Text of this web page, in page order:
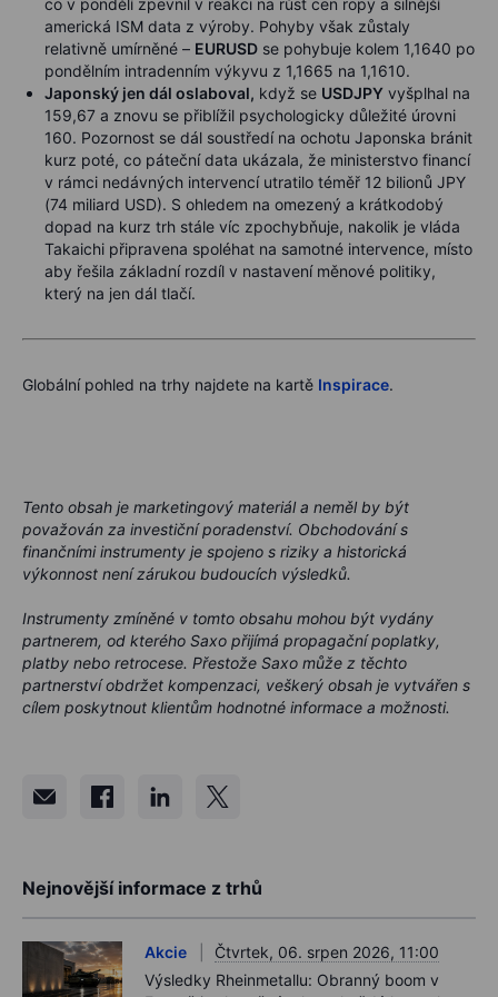
co v pondělí zpevnil v reakci na růst cen ropy a silnější
americká ISM data z výroby. Pohyby však zůstaly
relativně umírněné – EURUSD se pohybuje kolem 1,1640 po
pondělním intradenním výkyvu z 1,1665 na 1,1610.
Japonský jen dál oslaboval, když se USDJPY vyšplhal na
159,67 a znovu se přiblížil psychologicky důležité úrovni
160. Pozornost se dál soustředí na ochotu Japonska bránit
kurz poté, co páteční data ukázala, že ministerstvo financí
v rámci nedávných intervencí utratilo téměř 12 bilionů JPY
(74 miliard USD). S ohledem na omezený a krátkodobý
dopad na kurz trh stále víc zpochybňuje, nakolik je vláda
Takaichi připravena spoléhat na samotné intervence, místo
aby řešila základní rozdíl v nastavení měnové politiky,
který na jen dál tlačí.
Globální pohled na trhy najdete na kartě Inspirace.
Tento obsah je marketingový materiál a neměl by být
považován za investiční poradenství. Obchodování s
finančními instrumenty je spojeno s riziky a historická
výkonnost není zárukou budoucích výsledků.
Instrumenty zmíněné v tomto obsahu mohou být vydány
partnerem, od kterého Saxo přijímá propagační poplatky,
platby nebo retrocese. Přestože Saxo může z těchto
partnerství obdržet kompenzaci, veškerý obsah je vytvářen s
cílem poskytnout klientům hodnotné informace a možnosti.
Nejnovější informace z trhů
Akcie
Čtvrtek, 06. srpen 2026, 11:00
Výsledky Rheinmetallu: Obranný boom v